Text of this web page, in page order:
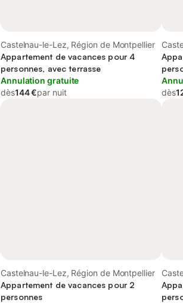
Castelnau-le-Lez, Région de Montpellier
Appartement de vacances pour 4
personnes, avec terrasse
Annulation gratuite
dès144 €par nuit
dès
Castelnau-le-Lez, Région de Montpellier
Appartement de vacances pour 2
personnes